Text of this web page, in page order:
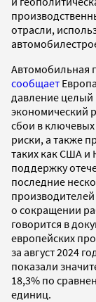
отрасли,
Автомобильная
сообщает
давление целый
экономический
сбои в ключевых
риски, а также
таких как США и
поддержку
последние
о сокращении
говорится в
европейских
за август 2024
показали
18,3% по
единиц.